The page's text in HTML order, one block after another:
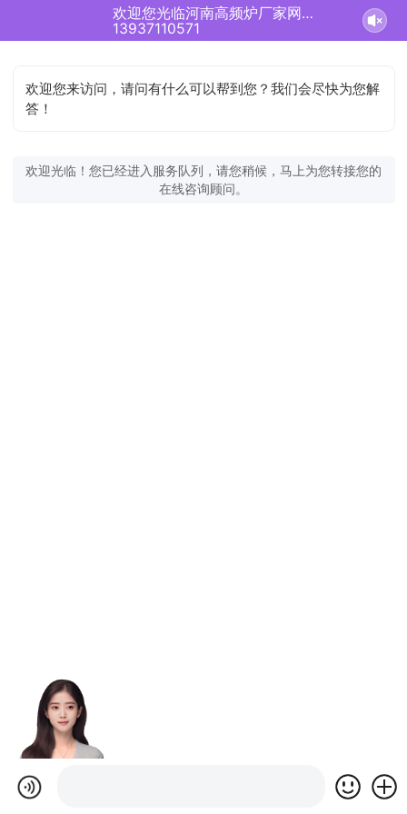
欢迎您光临河南高频炉厂家网站！正在为您服务
13937110571
欢迎您来访问，请问有什么可以帮到您？我们会尽快为您解
答！
欢迎光临！您已经进入服务队列，请您稍候，马上为您转接您的
在线咨询顾问。